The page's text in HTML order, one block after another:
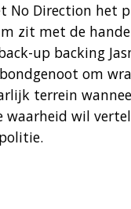
No Direction het
zit met de
up backing
om
terrein
waarheid wil